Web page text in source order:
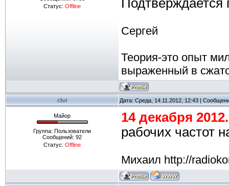
Статус: Offline Подтверждается
Сергей
Теория-это опыт
выраженный в
r3vl Дата: Среда, 14.11.2012, 12:43 |
Майор
Группа: Пользователи
Сообщений: 92
Статус: Offline
14 декабря
рабочих частот
Михаил http://